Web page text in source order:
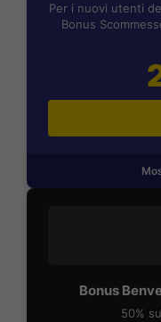
Per i nuovi utenti
Bonus
Bonus
50%